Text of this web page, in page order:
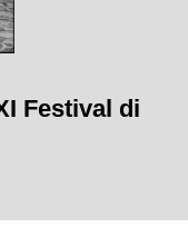
Festival di